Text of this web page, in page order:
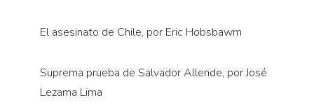
El asesinato de Chile, por Eric Hobsbawm
Suprema prueba de Salvador Allende, por José
Lezama Lima